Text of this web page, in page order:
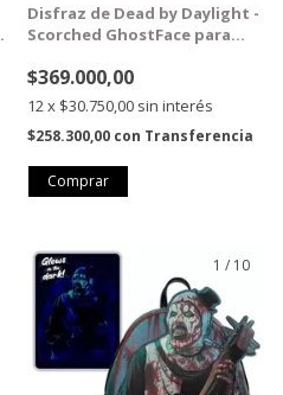
Disfraz de Dead by Daylight -
Scorched GhostFace para
$369.000,00
12x $30.750,00 sin interés
$258.300,00 con Transferencia
1 / 10
GRATIS